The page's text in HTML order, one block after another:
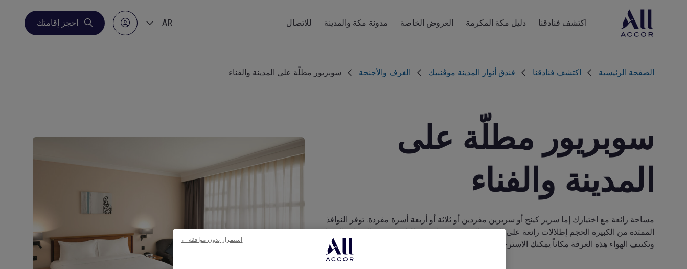
اكتشف فنادقنا دليل مكة المكرمة العروض الخاصة مدونة مكة والمدينة للاتصال AR احجز إقامتك
الصفحة الرئيسية اكتشف فنادقنا فندق أنوار المدينة موڤنبيك الغرف والأجنحة سوبريور مطلّة على المدينة والفناء
سوبريور مطلّة على
المدينة والفناء
مساحة رائعة مع اختيارك إما سرير كينج أو سريرين مفردين أو ثلاثة أو أربعة أسرة مفردة. توفر النوافذ
الممتدة من الكبيرة الحجم إطلالات رائعة على المدينة المنورة، بينما يجعل التلفزيون مع القنوات الفضائية
وتكييف الهواء هذه الغرفة مكاناً يمكنك الاسترخاء فيه حقاً.
استمرار بدون موافقة ←